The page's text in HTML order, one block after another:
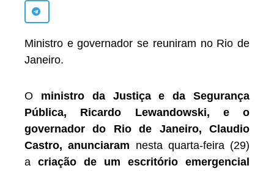
Ministro e governador se reuniram no Rio de
Janeiro.
O ministro da Justiça e da Segurança
Pública, Ricardo Lewandowski, e o
governador do Rio de Janeiro, Claudio
Castro, anunciaram nesta quarta-feira (29)
a criação de um escritório emergencial